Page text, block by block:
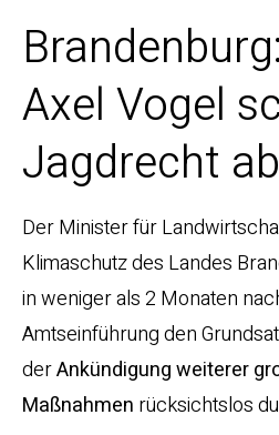
Axel Vogel
Jagdrecht ab
Der Minister für
Klimaschutz des Landes
in weniger als 2 Monaten
Amtseinführung den
derAnkündigung weiterer
Maßnahmen rücksichtslos